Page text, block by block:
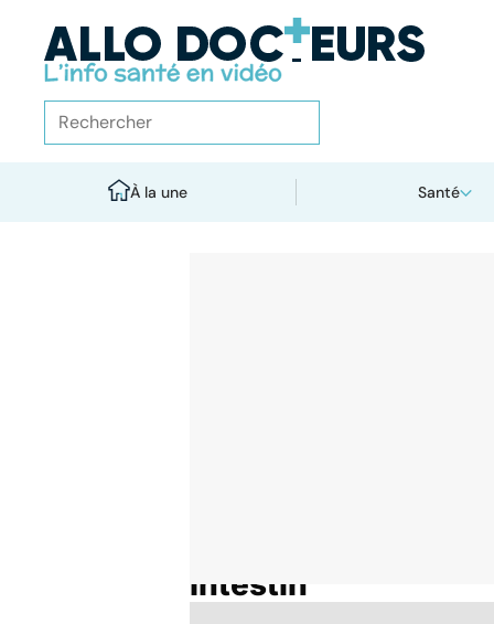
À la une Santé
Intestin